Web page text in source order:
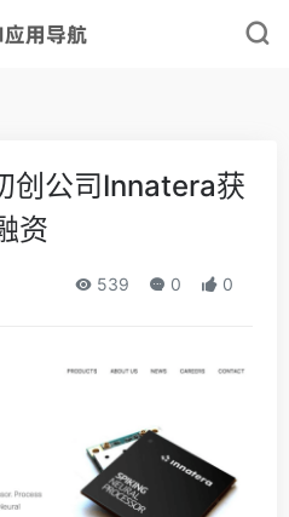
创公司Innatera获
资
539 0 0